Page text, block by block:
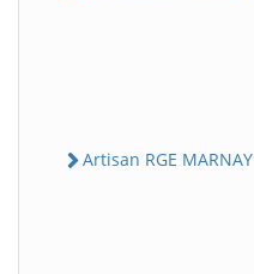
Artisan RGE MARNAY